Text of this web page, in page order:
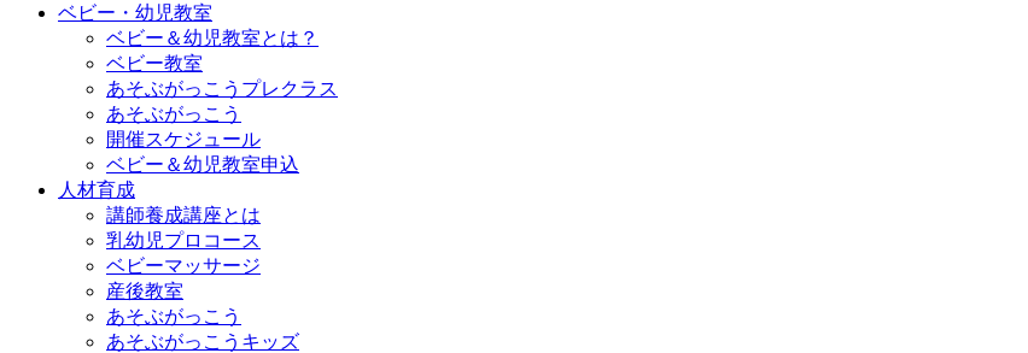
ベビー・幼児教室
ベビー＆幼児教室とは？
ベビー教室
あそぶがっこうプレクラス
あそぶがっこう
開催スケジュール
ベビー＆幼児教室申込
人材育成
講師養成講座とは
乳幼児プロコース
ベビーマッサージ
産後教室
あそぶがっこう
あそぶがっこうキッズ